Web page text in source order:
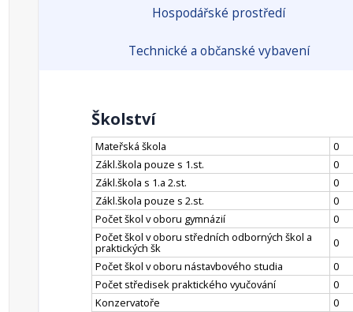
Hospodářské prostředí
Technické a občanské vybavení
Školství
Mateřská škola
0
Zákl.škola pouze s 1.st.
0
Zákl.škola s 1.a 2.st.
0
Zákl.škola pouze s 2.st.
0
Počet škol v oboru gymnázií
0
Počet škol v oboru středních odborných škol a
praktických šk
0
Počet škol v oboru nástavbového studia
0
Počet středisek praktického vyučování
0
Konzervatoře
0